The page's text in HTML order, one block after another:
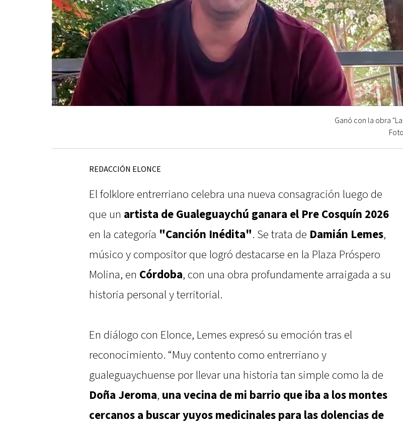
Ganó con la obra
REDACCIÓN ELONCE
El folklore entrerriano celebra una nueva consagración luego de
que un artista de Gualeguaychú ganara el Pre Cosquín 2026
en la categoría "Canción Inédita". Se trata de Damián Lemes,
músico y compositor que logró destacarse en la Plaza Próspero
Molina, en Córdoba, con una obra profundamente arraigada a su
historia personal y territorial.
En diálogo con Elonce, Lemes expresó su emoción tras el
reconocimiento. “Muy contento como entrerriano y
gualeguaychuense por llevar una historia tan simple como la de
Doña Jeroma, una vecina de mi barrio que iba a los montes
cercanos a buscar yuyos medicinales para las dolencias de